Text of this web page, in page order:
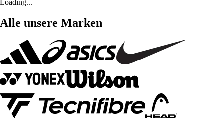
Loading...
Alle unsere Marken